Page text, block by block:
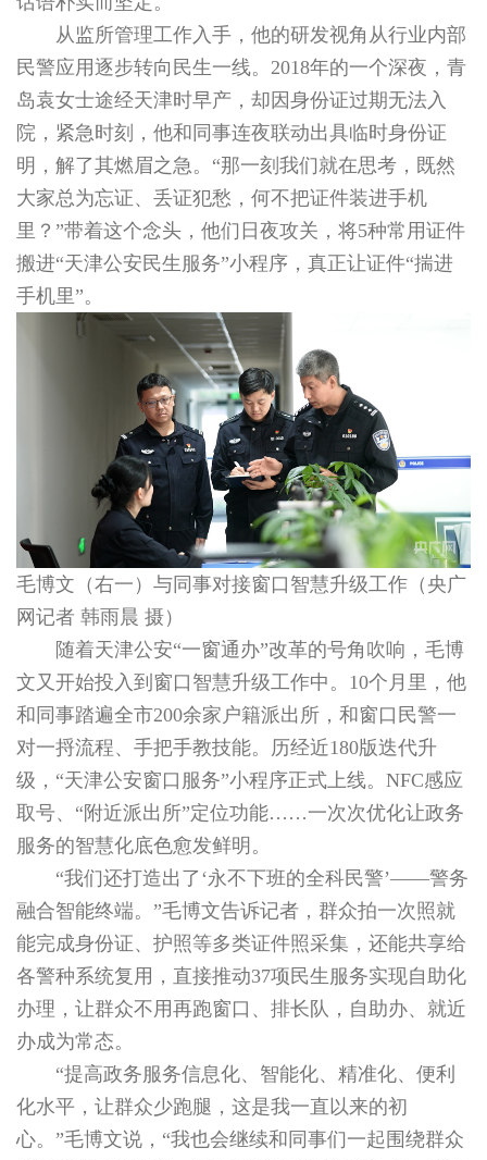
从监所管理工作入手，他的研发视角从行业内部
民警应用逐步转向民生一线。2018年的一个深夜，青
岛袁女士途经天津时早产，却因身份证过期无法入
院，紧急时刻，他和同事连夜联动出具临时身份证
明，解了其燃眉之急。“那一刻我们就在思考，既然
大家总为忘证、丢证犯愁，何不把证件装进手机
里？”带着这个念头，他们日夜攻关，将5种常用证件
搬进“天津公安民生服务”小程序，真正让证件“揣进
手机里”。
毛博文（右一）与同事对接窗口智慧升级工作（央广
网记者 韩雨晨 摄）
随着天津公安“一窗通办”改革的号角吹响，毛博
文又开始投入到窗口智慧升级工作中。10个月里，他
和同事踏遍全市200余家户籍派出所，和窗口民警一
对一捋流程、手把手教技能。历经近180版迭代升
级，“天津公安窗口服务”小程序正式上线。NFC感应
取号、“附近派出所”定位功能……一次次优化让政务
服务的智慧化底色愈发鲜明。
“我们还打造出了‘永不下班的全科民警’――警务
融合智能终端。”毛博文告诉记者，群众拍一次照就
能完成身份证、护照等多类证件照采集，还能共享给
各警种系统复用，直接推动37项民生服务实现自助化
办理，让群众不用再跑窗口、排长队，自助办、就近
办成为常态。
“提高政务服务信息化、智能化、精准化、便利
化水平，让群众少跑腿，这是我一直以来的初
心。”毛博文说，“我也会继续和同事们一起围绕群众